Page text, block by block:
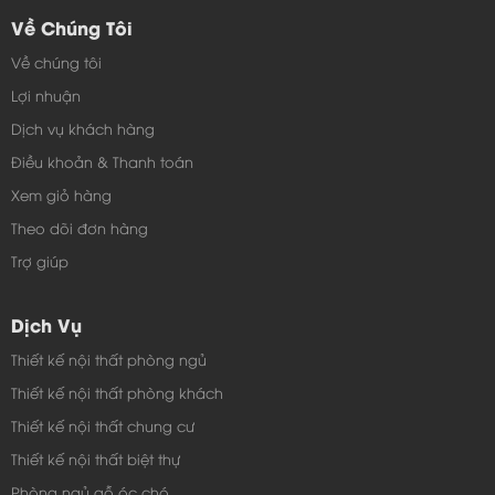
2. Một sản phẩm được mài giũa qua nhiều lần thử
nghiệm, quy trình sản xuất chuẩn vẫn được kiểm tra
QC nghiêm ngặt
Về Chúng Tôi
Về chúng tôi
Lợi nhuận
Dịch vụ khách hàng
Điều khoản & Thanh toán
Xem giỏ hàng
Theo dõi đơn hàng
Trợ giúp
Dịch Vụ
Thiết kế nội thất phòng ngủ
Thiết kế nội thất phòng khách
Thiết kế nội thất chung cư
Thiết kế nội thất biệt thự